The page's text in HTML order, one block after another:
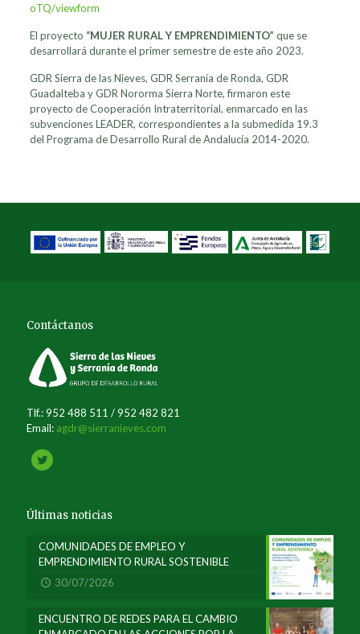
oTQ/viewform
El proyecto “MUJER RURAL Y EMPRENDIMIENTO” que se
desarrollará durante el primer semestre de este año 2023.
GDR Sierra de las Nieves, GDR Serranía de Ronda, GDR
Guadalteba y GDR Nororma Sierra Norte, firmaron este
proyecto de Cooperación Intraterritorial, enmarcado en las
subvenciones LEADER, correspondientes a la submedida 19.3
del Programa de Desarrollo Rural de Andalucía 2014-2020.
Contáctanos
Tlf.: 952 488 511 / 952 482 821
Email: agdr@sierranieves.com
Últimas noticias
COMUNIDADES DE EMPLEO Y
EMPRENDIMIENTO RURAL SOSTENIBLE
30/07/2026
ENCUENTRO DE REDES PARA EL CAMBIO